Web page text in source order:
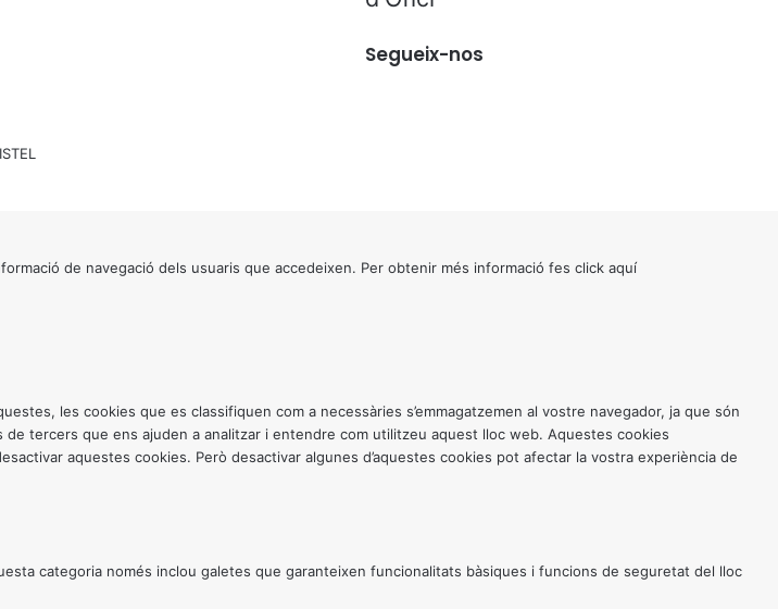
Segueix-nos
de navegació dels usuaris que accedeixen. Per obtenir més informació fes click aquí
les cookies que es classifiquen com a necessàries s’emmagatzemen al vostre navegador, ja que són
tercers que ens ajuden a analitzar i entendre com utilitzeu aquest lloc web. Aquestes cookies
aquestes cookies. Però desactivar algunes d’aquestes cookies pot afectar la vostra experiència de
categoria només inclou galetes que garanteixen funcionalitats bàsiques i funcions de seguretat del lloc